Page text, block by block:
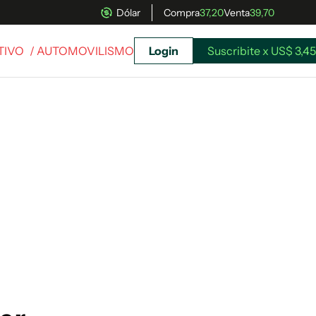
Dólar Compra37,20Venta39,70
/ AUTOMOVILISMO Login Suscribite x US$ 3,45